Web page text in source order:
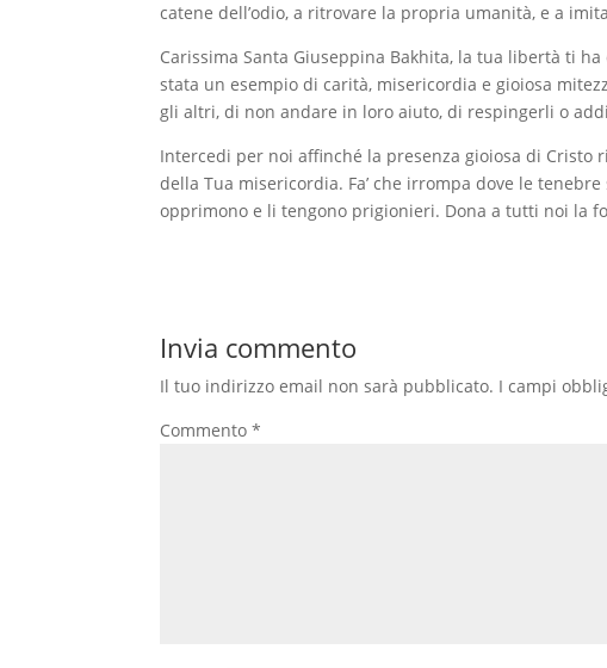
catene dell’odio, a ritrovare la propria umanità, e a
Carissima Santa Giuseppina Bakhita, la tua libertà ti
stata un esempio di carità, misericordia e gioiosa
gli altri, di non andare in loro aiuto, di respingerli o
Intercedi per noi affinché la presenza gioiosa di Cristo
della Tua misericordia. Fa’ che irrompa dove le
opprimono e li tengono prigionieri. Dona a tutti noi la
Invia commento
Il tuo indirizzo email non sarà pubblicato. I campi
Commento*